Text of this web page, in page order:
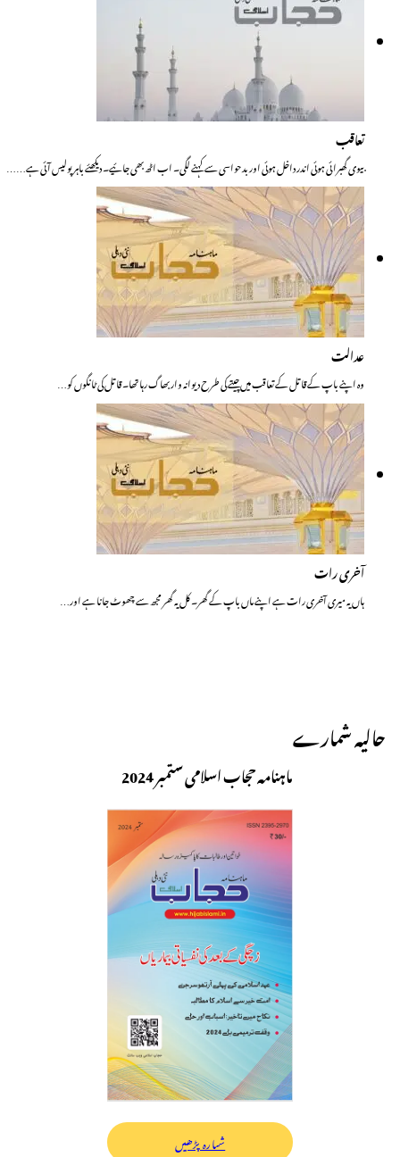
تعاقب
بیوی گھبرائی ہوئی اندر داخل ہوئی اور بدحواسی سے کہنے لگی۔ اب اٹھ بھی جائیے۔ دیکھئے باہر پولیس آئی ہے……
عدالت
وہ اپنے باپ کے قاتل کے تعاقب میں چیتے کی طرح دیوانہ وار بھاگ رہا تھا۔ قاتل کی ٹانگوں کو…
آخری رات
ہاں یہ میری آخری رات ہے اپنے ماں باپ کے گھر۔ کل یہ گھر مجھ سے چھوٹ جانا ہے اور…
حالیہ شمارے
ماہنامہ حجاب اسلامی ستمبر 2024
شمارہ پڑھیں